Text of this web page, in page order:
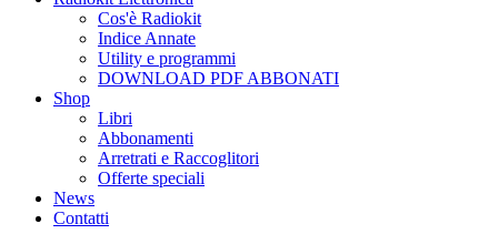
Cos'è Radiokit
Indice Annate
Utility e programmi
DOWNLOAD PDF ABBONATI
Shop
Libri
Abbonamenti
Arretrati e Raccoglitori
Offerte speciali
News
Contatti